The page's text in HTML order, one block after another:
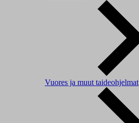
Vuores ja muut taideohjelmat